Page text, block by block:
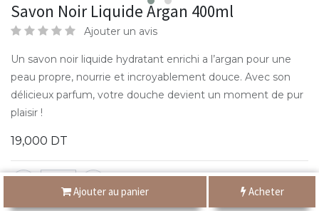
Ajouter au panier Acheter
Savon Noir Liquide Argan 400ml
Ajouter un avis
Un savon noir liquide hydratant enrichi a l’argan pour une
peau propre, nourrie et incroyablement douce. Avec son
délicieux parfum, votre douche devient un moment de pur
plaisir !
19,000 DT